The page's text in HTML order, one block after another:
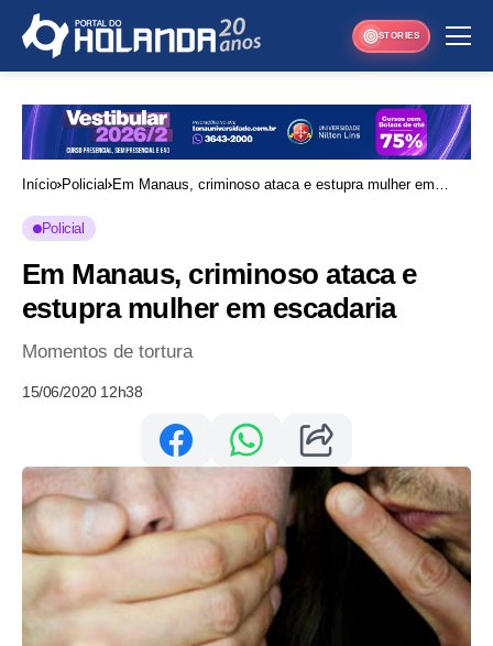
STORIES
Início Policial Em Manaus, criminoso ataca e estupra mulher em
Policial
Em Manaus, criminoso ataca e
estupra mulher em escadaria
Momentos de tortura
15/06/2020 12h38